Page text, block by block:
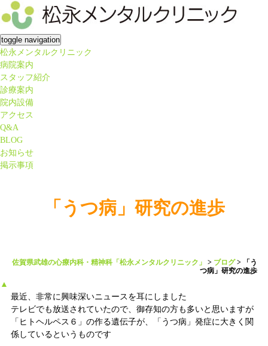
toggle navigation
松永メンタルクリニック
病院案内
スタッフ紹介
診療案内
院内設備
アクセス
Q&A
BLOG
お知らせ
掲示事項
「うつ病」研究の進歩
佐賀県武雄の心療内科・精神科「松永メンタルクリニック」 > ブログ>
「う
つ病」研究の進歩
▲
最近、非常に興味深いニュースを耳にしました
テレビでも放送されていたので、御存知の方も多いと思いますが
「ヒトヘルペス６」の作る遺伝子が、「うつ病」発症に大きく関
係しているというものです